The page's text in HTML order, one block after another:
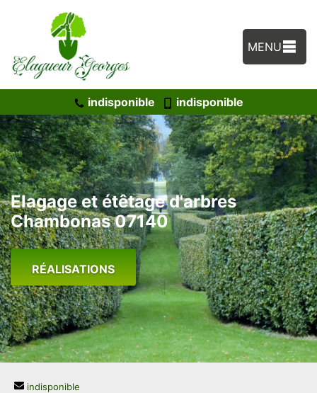
MENU
indisponible indisponible
Elagage et étêtage d'arbres
Chambonas 07140
RÉALISATIONS
indisponible